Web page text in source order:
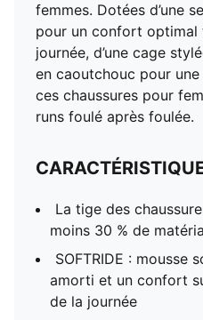
femmes. Dotées d’une
pour un confort optimal
journée, d’une cage
en caoutchouc pour
ces chaussures pour
runs foulé après foulée.
La tige des
moins 30 % de
SOFTRIDE : mousse
amorti et un confort
de la journée